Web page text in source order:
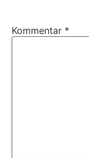
Kommentar *